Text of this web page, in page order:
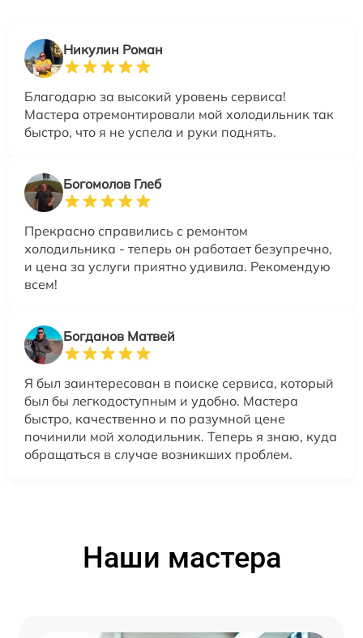
Никулин Роман
Благодарю за высокий уровень сервиса!
Мастера отремонтировали мой холодильник так
быстро, что я не успела и руки поднять.
Богомолов Глеб
Прекрасно справились с ремонтом
холодильника - теперь он работает безупречно,
и цена за услуги приятно удивила. Рекомендую
всем!
Богданов Матвей
Я был заинтересован в поиске сервиса, который
был бы легкодоступным и удобно. Мастера
быстро, качественно и по разумной цене
починили мой холодильник. Теперь я знаю, куда
обращаться в случае возникших проблем.
Наши мастера